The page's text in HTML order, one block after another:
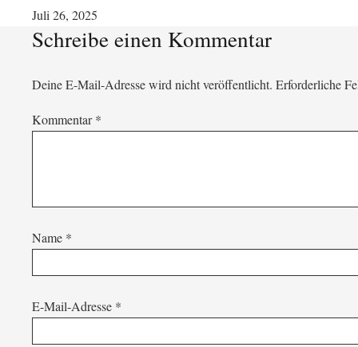
Juli 26, 2025
Schreibe einen Kommentar
Deine E-Mail-Adresse wird nicht veröffentlicht. Erforderliche
Kommentar*
Name *
E-Mail-Adresse *